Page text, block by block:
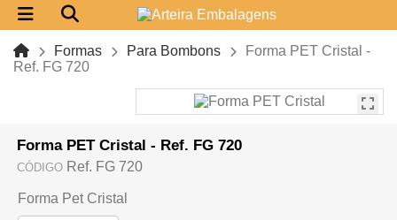
Formas Para Bombons
Forma PET Cristal -
Ref. FG 720
Forma PET Cristal - Ref. FG 720
CÓDIGO Ref. FG 720
Forma Pet Cristal